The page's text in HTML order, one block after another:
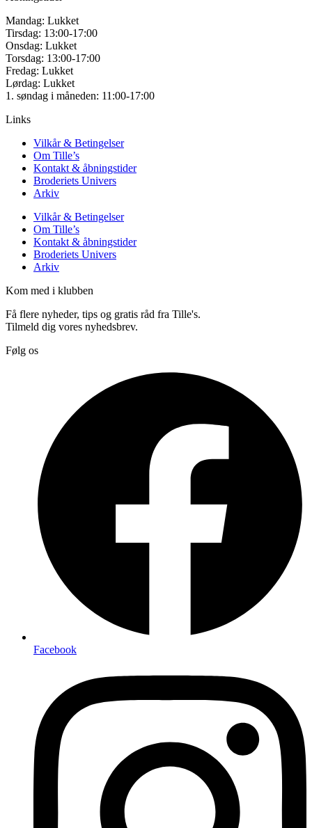
Mandag: Lukket
Tirsdag: 13:00-17:00
Onsdag: Lukket
Torsdag: 13:00-17:00
Fredag: Lukket
Lørdag: Lukket
1. søndag i måneden: 11:00-17:00
Links
Vilkår & Betingelser
Om Tille’s
Kontakt & åbningstider
Broderiets Univers
Arkiv
Vilkår & Betingelser
Om Tille’s
Kontakt & åbningstider
Broderiets Univers
Arkiv
Kom med i klubben
Få flere nyheder, tips og gratis råd fra Tille's.
Tilmeld dig vores nyhedsbrev.
Følg os
Facebook